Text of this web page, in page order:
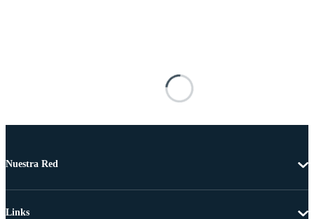
Nuestra Red
Links